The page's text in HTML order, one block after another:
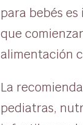
para bebés
que
alimentación
La
pediatras,